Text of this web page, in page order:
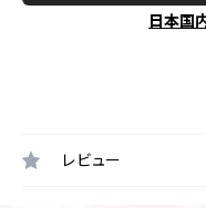
日本国
レビュー